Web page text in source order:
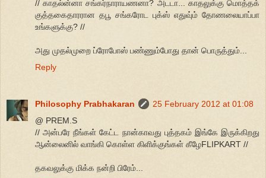
// காதல்ன்னா சங்கர்நாராயணனா? அடடா... காதலுக்கு மொத்தக்
குத்தகைதாரரான தபூ சங்கரோட புக்ஸ் எதுவு்ம் தோணலையாப்பா
உங்களுக்கு? //
அது முதல்முறை ப்ரோபோஸ் பண்ணும்போது தான் பொருத்தும்...
Reply
Philosophy Prabhakaran
25 February 2012 at 01:08
@ PREM.S
// அன்பரே நீங்கள் கேட்ட நான்காவது புத்தகம் இங்கே இருக்கிறது
ஆன்லைனில் வாங்கி கொள்ள கிளிக்குங்கள் கீழேFLIPKART //
தகவலுக்கு மிக்க நன்றி பிரேம்...